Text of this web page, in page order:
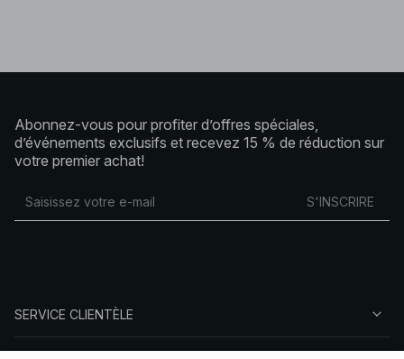
Abonnez-vous pour profiter d’offres spéciales,
d’événements exclusifs et recevez 15 % de réduction sur
votre premier achat!
S'INSCRIRE
SERVICE CLIENTÈLE